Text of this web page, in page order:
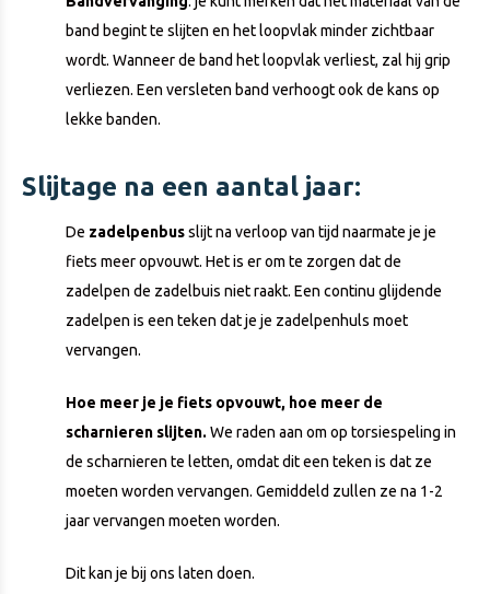
band begint te slijten en het loopvlak minder zichtbaar
wordt. Wanneer de band het loopvlak verliest, zal hij grip
verliezen. Een versleten band verhoogt ook de kans op
lekke banden.
Slijtage na een aantal jaar:
De zadelpenbusslijt na verloop van tijd naarmate je je
fiets meer opvouwt. Het is er om te zorgen dat de
zadelpen de zadelbuis niet raakt. Een continu glijdende
zadelpen is een teken dat je je zadelpenhuls moet
vervangen.
Hoe meer je je fiets opvouwt, hoe meer de
scharnieren slijten. We raden aan om op torsiespeling in
de scharnieren te letten, omdat dit een teken is dat ze
moeten worden vervangen. Gemiddeld zullen ze na 1-2
jaar vervangen moeten worden.
Dit kan je bij ons laten doen.